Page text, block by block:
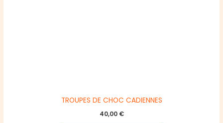
TROUPES DE CHOC CADIENNES
40,00 €